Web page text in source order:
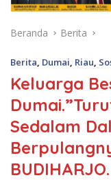
Beranda Berita
Berita Dumai Riau
Keluarga
Sedalam